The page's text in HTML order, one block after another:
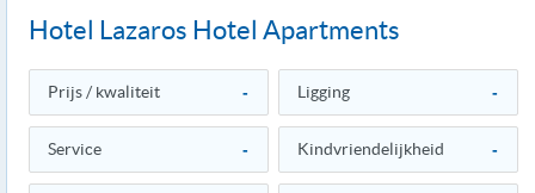
Hotel Lazaros Hotel Apartments
Prijs / kwaliteit - Ligging -
Service - Kindvriendelijkheid -